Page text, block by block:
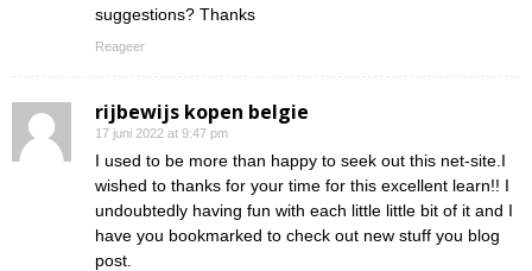
suggestions? Thanks
Reageer
rijbewijs kopen belgie
17 juni 2022 at 9:47 pm
I used to be more than happy to seek out this net-site.I
wished to thanks for your time for this excellent learn!! I
undoubtedly having fun with each little little bit of it and I
have you bookmarked to check out new stuff you blog
post.